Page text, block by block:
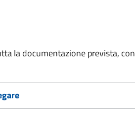
la documentazione prevista,